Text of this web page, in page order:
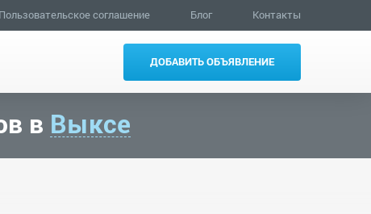
Пользовательское соглашение Блог Контакты
ДОБАВИТЬ ОБЪЯВЛЕНИЕ
в Выксе